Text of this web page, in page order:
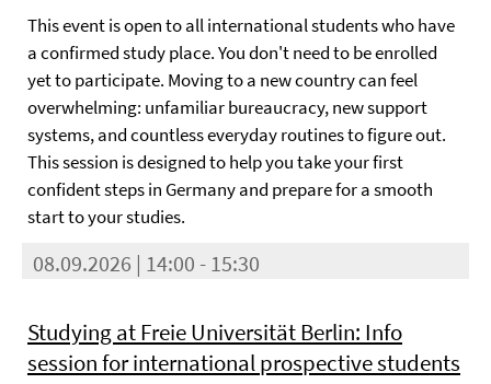
This event is open to all international students who have
a confirmed study place. You don't need to be enrolled
yet to participate. Moving to a new country can feel
overwhelming: unfamiliar bureaucracy, new support
systems, and countless everyday routines to figure out.
This session is designed to help you take your first
confident steps in Germany and prepare for a smooth
start to your studies.
08.09.2026 | 14:00 - 15:30
Studying at Freie Universität Berlin: Info
session for international prospective students